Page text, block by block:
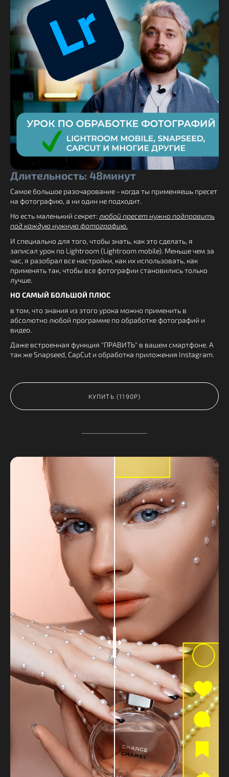
Длительность: 48минут
Самое большое разочарование - когда ты применяешь пресет
на фотографию, а ни один не подходит.
Но есть маленький секрет: любой пресет нужно подправить
под каждую нужную фотографию.
И специально для того, чтобы знать, как это сделать, я
записал урок по Lightroom (Lightroom mobile). Меньше чем за
час, я разобрал все настройки, как их использовать, как
применять так, чтобы все фотографии становились только
лучше.
НО САМЫЙ БОЛЬШОЙ ПЛЮС
в том, что знания из этого урока можно применить в
абсолютно любой программе по обработке фотографий и
видео.
Даже встроенная функция "ПРАВИТЬ" в вашем смартфоне. А
так же Snapseed, CapCut и обработка приложения Instagram.
КУПИТЬ (1190Р)